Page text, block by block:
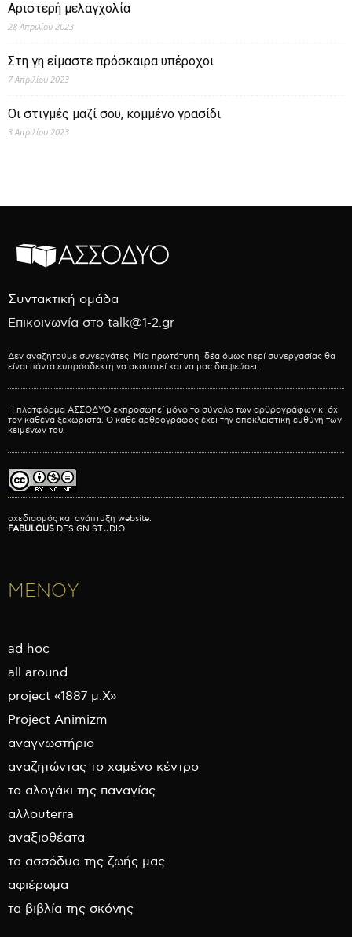
Αριστερή μελαγχολία
28 Απριλίου 2023
Στη γη είμαστε πρόσκαιρα υπέροχοι
7 Απριλίου 2023
Οι στιγμές μαζί σου, κομμένο γρασίδι
3 Απριλίου 2023
Συντακτική ομάδα
Επικοινωνία στο talk@1-2.gr
Δεν αναζητούμε συνεργάτες. Μία πρωτότυπη ιδέα όμως περί συνεργασίας θα
είναι πάντα ευπρόσδεκτη να ακουστεί και να μας διαψεύσει.
Η πλατφόρμα ΑΣΣΟΔΥΟ εκπροσωπεί μόνο το σύνολο των αρθρογράφων κι όχι
τον καθένα ξεχωριστά. Ο κάθε αρθρογράφος έχει την αποκλειστική ευθύνη των
κειμένων του.
σχεδιασμός και ανάπτυξη website:
FABULOUS DESIGN STUDIO
ΜΕΝΟΥ
ad hoc
all around
project «1887 μ.Χ»
Project Animizm
αναγνωστήριο
αναζητώντας το χαμένο κέντρο
το αλογάκι της παναγίας
αλλουterra
αναξιοθέατα
τα ασσόδυα της ζωής μας
αφιέρωμα
τα βιβλία της σκόνης